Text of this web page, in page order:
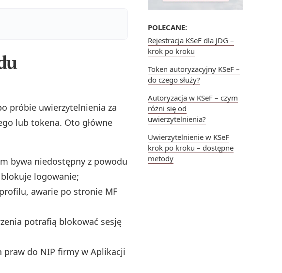
POLECANE:
Rejestracja KSeF dla JDG –
krok po kroku
Token autoryzacyjny KSeF –
do czego służy?
Autoryzacja w KSeF – czym
różni się od
uwierzytelnienia?
Uwierzytelnienie w KSeF
krok po kroku – dostępne
metody
próbie uwierzytelnienia za
lub tokena. Oto główne
bywa niedostępny z powodu
logowanie;
awarie po stronie MF
potrafią blokować sesję
praw do NIP firmy w Aplikacji